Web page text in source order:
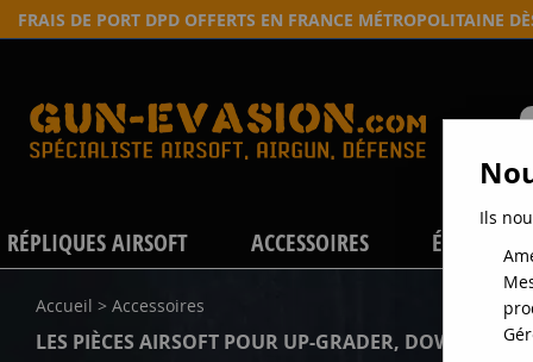
FRAIS DE PORT DPD OFFERTS EN FRANCE MÉTROPOLITAINE
RÉPLIQUES AIRSOFT ACCESSOIRES
Accueil > Accessoires
LES PIÈCES AIRSOFT POUR UP-GRADER, DOWN-
Ils